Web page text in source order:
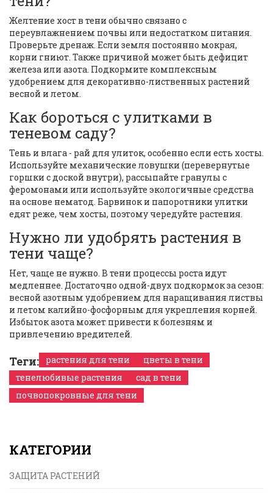
Желтение хост в тени обычно связано с
переувлажнением почвы или недостатком питания.
Проверьте дренаж. Если земля постоянно мокрая,
корни гниют. Также причиной может быть дефицит
железа или азота. Подкормите комплексным
удобрением для декоративно-лиственных растений
весной и летом.
Как бороться с улитками в
теневом саду?
Тень и влага - рай для улиток, особенно если есть хосты.
Используйте механические ловушки (перевернутые
горшки с доской внутри), рассыпайте гранулы с
феромонами или используйте экологичные средства
на основе нематод. Барвинок и папоротники улитки
едят реже, чем хосты, поэтому чередуйте растения.
Нужно ли удобрять растения в
тени чаще?
Нет, чаще не нужно. В тени процессы роста идут
медленнее. Достаточно одной-двух подкормок за сезон:
весной азотным удобрением для наращивания листвы
и летом калийно-фосфорным для укрепления корней.
Избыток азота может привести к болезням и
привлечению вредителей.
Теги: растения для тени
цветы в тени
тенелюбивые растения
сад в тени
почвопокровные для тени
КАТЕГОРИИ
ЗАЩИТА РАСТЕНИЙ